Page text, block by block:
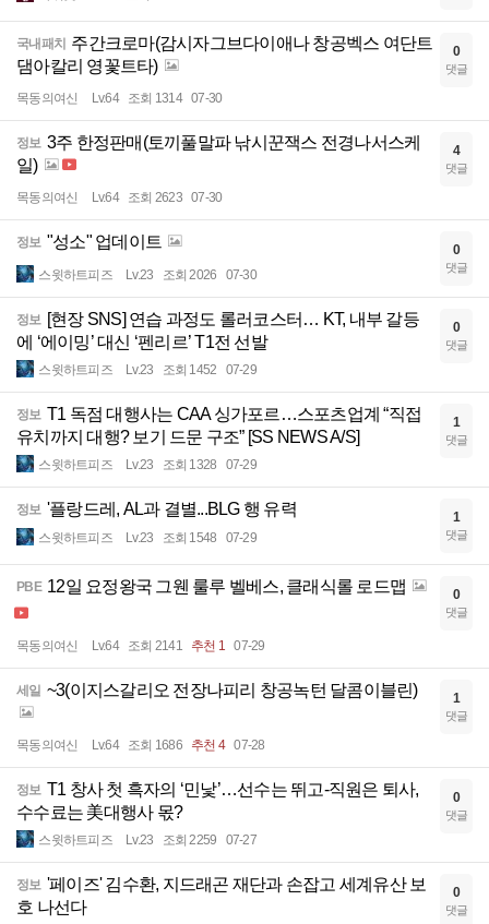
국내패치
주간크로마(감시자그브다이애나 창공벡스 여단트
댐아칼리 영꽃트타)
목동의여신 Lv.64 조회 1314 07-30
0
댓글
정보 3주 한정판매(토끼풀말파 낚시꾼잭스 전경나서스케
일)
목동의여신 Lv.64 조회 2623 07-30
4
댓글
정보 "성소" 업데이트
스윗하트피즈 Lv.23 조회 2026 07-30
0
댓글
정보 [현장 SNS] 연습 과정도 롤러코스터… KT, 내부 갈등
에 ‘에이밍’ 대신 ‘펜리르’ T1전 선발
스윗하트피즈 Lv.23 조회 1452 07-29
0
댓글
정보 T1 독점 대행사는 CAA 싱가포르…스포츠업계 “직접
유치까지 대행? 보기 드문 구조” [SS NEWS A/S]
스윗하트피즈 Lv.23 조회 1328 07-29
1
댓글
정보 '플랑드레, AL과 결별...BLG 행 유력
스윗하트피즈 Lv.23 조회 1548 07-29
1
댓글
PBE 12일 요정왕국 그웬 룰루 벨베스, 클래식롤 로드맵
목동의여신 Lv.64 조회 2141 추천 1 07-29
0
댓글
세일 ~3(이지스갈리오 전장나피리 창공녹턴 달콤이블린)
목동의여신 Lv.64 조회 1686 추천 4 07-28
1
댓글
정보 T1 창사 첫 흑자의 ‘민낯’…선수는 뛰고-직원은 퇴사,
수수료는 美대행사 몫?
스윗하트피즈 Lv.23 조회 2259 07-27
0
댓글
정보 '페이즈' 김수환, 지드래곤 재단과 손잡고 세계유산 보
호 나선다
0
댓글